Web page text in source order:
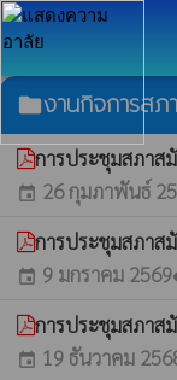
folderงานกิจการสภา
การประชุมสภาส
event 26 กุมภาพันธ์
การประชุมสภาส
event 9 มกราคม 2569
การประชุมสภาส
event 19 ธันวาคม